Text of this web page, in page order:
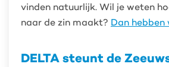
vinden natuurlijk. Wil je weten
naar de zin maakt? Dan hebben
DELTA steunt de